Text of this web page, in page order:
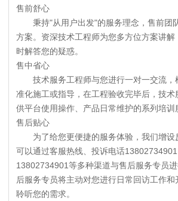
售前舒心
秉持"从用户出发"的服务理念，售前团
方案。资深技术工程师为您多方位方案讲解
时解答您的疑惑。
售中省心
技术服务工程师与您进行一对一交流，
准化施工或指导，在工程验收完毕后，技术
供平台使用操作、产品日常维护的系列培训
售后贴心
为了给您更便捷的服务体验，我们增设
可以通过客服热线、投诉电话
13802734901等多种渠道与售后服务专员
后服务专员将主动对您进行日常回访工作和
聆听您的需求。